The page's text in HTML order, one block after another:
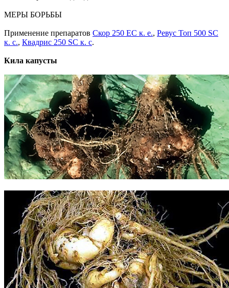
МЕРЫ БОРЬБЫ
Применение препаратов Скор 250 ЕС к. е., Ревус Топ 500 SC
к. с., Квадрис 250 SC к. с.
Кила капусты